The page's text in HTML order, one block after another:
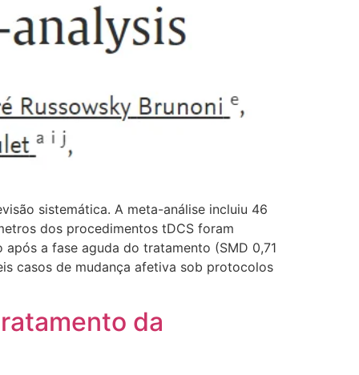
sistemática. A meta-análise incluiu 46
dos procedimentos tDCS foram
a fase aguda do tratamento (SMD 0,71
casos de mudança afetiva sob protocolos
da